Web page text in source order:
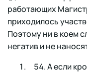
работающих
приходилось
Поэтому ни в коем
негатив и не
А если